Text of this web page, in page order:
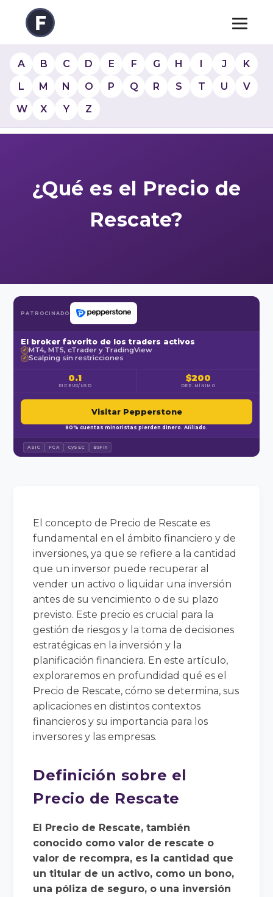
A B C D E F G H I J
K
L
M N O P Q R S T U
V
W
X Y Z
¿Qué es el Precio de
Rescate?
PATROCINADO
El broker favorito de los traders activos
✓ MT4, MT5, cTrader y TradingView
✓ Scalping sin restricciones
0.1
PIP EUR/USD
$200
DEP. MÍNIMO
Visitar Pepperstone
80% cuentas minoristas pierden dinero. Afiliado.
ASIC FCA CySEC BaFin
El concepto de Precio de Rescate es
fundamental en el ámbito financiero y de
inversiones, ya que se refiere a la cantidad
que un inversor puede recuperar al
vender un activo o liquidar una inversión
antes de su vencimiento o de su plazo
previsto. Este precio es crucial para la
gestión de riesgos y la toma de decisiones
estratégicas en la inversión y la
planificación financiera. En este artículo,
exploraremos en profundidad qué es el
Precio de Rescate, cómo se determina, sus
aplicaciones en distintos contextos
financieros y su importancia para los
inversores y las empresas.
Definición sobre el
Precio de Rescate
El Precio de Rescate, también
conocido como valor de rescate o
valor de recompra, es la cantidad que
un titular de un activo, como un bono,
una póliza de seguro, o una inversión